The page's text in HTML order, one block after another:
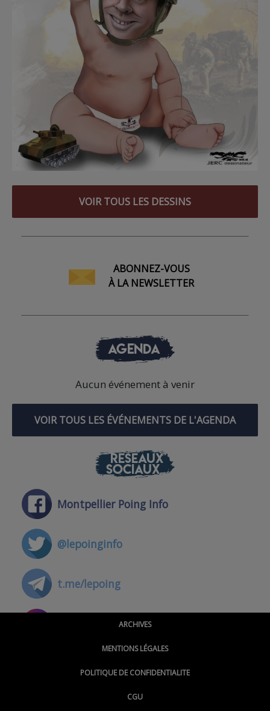
VOIR TOUS LES DESSINS
ABONNEZ-VOUS
À LA NEWSLETTER
AGENDA
Aucun événement à venir
VOIR TOUS LES ÉVÉNEMENTS DE L'AGENDA
RÉSEAUX
SOCIAUX
Montpellier Poing Info
@lepoinginfo
t.me/lepoing
@montpellierpoinginfo
@LePoingMontpellier
ARCHIVES
MENTIONS LÉGALES
POLITIQUE DE CONFIDENTIALITE
CGU